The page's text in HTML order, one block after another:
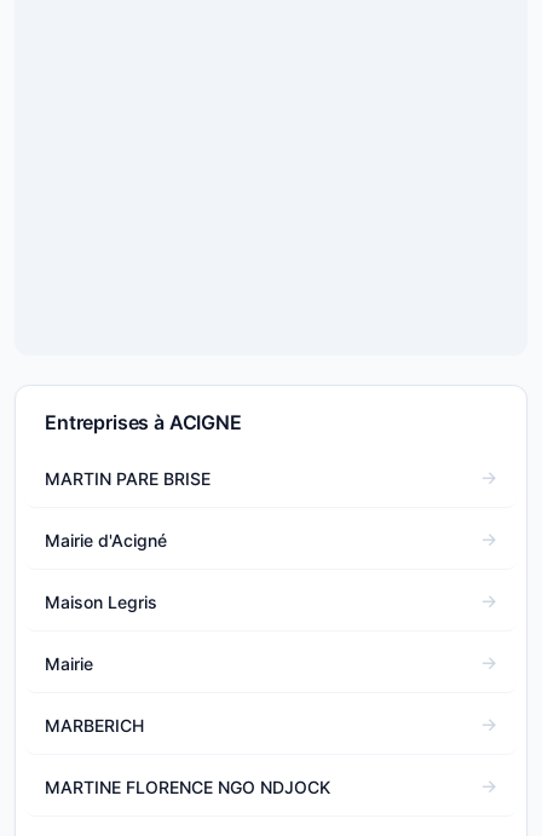
Entreprises à ACIGNE
MARTIN PARE BRISE
Mairie d'Acigné
Maison Legris
Mairie
MARBERICH
MARTINE FLORENCE NGO NDJOCK